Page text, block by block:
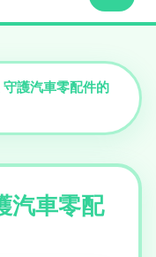
護汽車零配件的
汽車零配